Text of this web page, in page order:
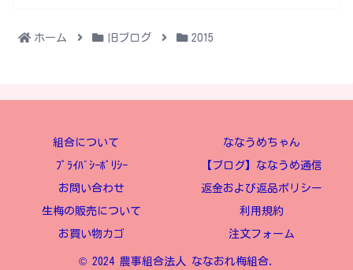
ホーム 旧ブログ 2015
組合について ななうめちゃん
ﾌﾟﾗｲﾊﾞｼｰﾎﾟﾘｼｰ 【ブログ】ななうめ通信
お問い合わせ 返金および返品ポリシー
生梅の販売について 利用規約
お買い物カゴ 注文フォーム
© 2024 農事組合法人 ななおれ梅組合.